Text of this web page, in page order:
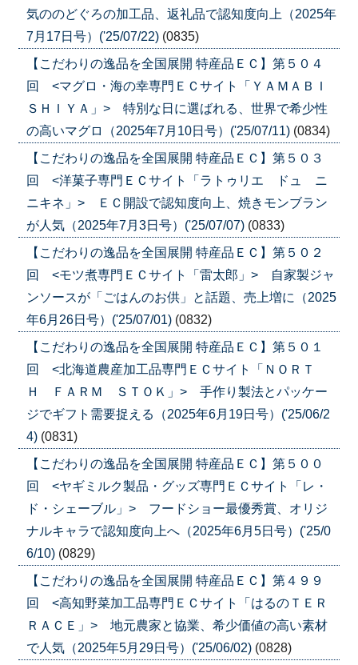
気ののどぐろの加工品、返礼品で認知度向上（2025年
7月17日号）('25/07/22) (0835)
【こだわりの逸品を全国展開 特産品ＥＣ】第５０４
回 <マグロ・海の幸専門ＥＣサイト「ＹＡＭＡＢＩ
ＳＨＩＹＡ」> 特別な日に選ばれる、世界で希少性
の高いマグロ（2025年7月10日号）('25/07/11) (0834)
【こだわりの逸品を全国展開 特産品ＥＣ】第５０３
回 <洋菓子専門ＥＣサイト「ラトゥリエ ドュ ニ
ニキネ」> ＥＣ開設で認知度向上、焼きモンブラン
が人気（2025年7月3日号）('25/07/07) (0833)
【こだわりの逸品を全国展開 特産品ＥＣ】第５０２
回 <モツ煮専門ＥＣサイト「雷太郎」> 自家製ジャ
ンソースが「ごはんのお供」と話題、売上増に（2025
年6月26日号）('25/07/01) (0832)
【こだわりの逸品を全国展開 特産品ＥＣ】第５０１
回 <北海道農産加工品専門ＥＣサイト「ＮＯＲＴ
Ｈ ＦＡＲＭ ＳＴＯＫ」> 手作り製法とパッケー
ジでギフト需要捉える（2025年6月19日号）('25/06/2
4) (0831)
【こだわりの逸品を全国展開 特産品ＥＣ】第５００
回 <ヤギミルク製品・グッズ専門ＥＣサイト「レ・
ド・シェーブル」> フードショー最優秀賞、オリジ
ナルキャラで認知度向上へ（2025年6月5日号）('25/0
6/10) (0829)
【こだわりの逸品を全国展開 特産品ＥＣ】第４９９
回 <高知野菜加工品専門ＥＣサイト「はるのＴＥＲ
ＲＡＣＥ」> 地元農家と協業、希少価値の高い素材
で人気（2025年5月29日号）('25/06/02) (0828)